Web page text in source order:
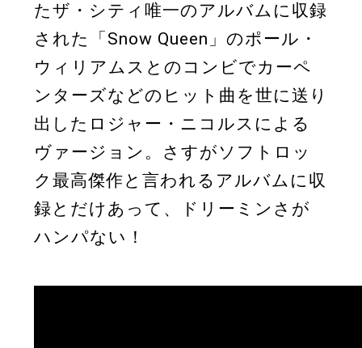
たザ・シティ唯一のアルバムに収録
された「Snow Queen」のポール・
ウィリアムスとのコンビでカーペ
ンターズなどのヒット曲を世に送り
出したロジャー・ニコルスによる
ヴァージョン。さすがソフトロッ
ク最高傑作と言われるアルバムに収
録とだけあって、ドリーミンさが
ハンパない！